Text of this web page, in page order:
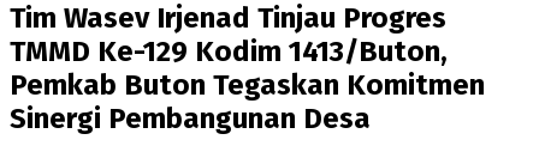
Tim Wasev Irjenad Tinjau Progres
TMMD Ke-129 Kodim 1413/Buton,
Pemkab Buton Tegaskan Komitmen
Sinergi Pembangunan Desa